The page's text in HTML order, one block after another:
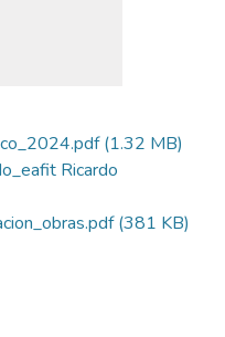
(1.32 MB)
Ricardo
(381 KB)